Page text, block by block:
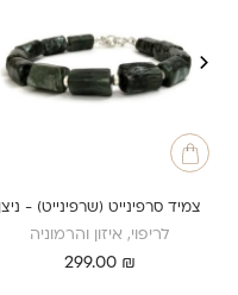
צמיד סרפינייט (שרפינייט) - ניצן
לריפוי, איזון והרמוניה
299.00 ₪